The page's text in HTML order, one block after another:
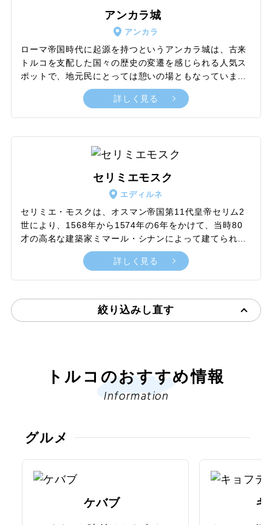
ク色のフラミンゴが群れをなしている様子は、とてもロ
マンチックで感動の光景です。国内で消費される食用塩
の約70％を占めているのがトゥズ湖の塩であり、甘みが
あって味が濃いと人気です。
アンカラ城
アンカラ
ローマ帝国時代に起源を持つというアンカラ城は、古来
トルコを支配した国々の歴史の変遷を感じられる人気ス
ポットで、地元民にとっては憩いの場ともなっていま
す。城塞には20以上の塔があり、ルーム・セルジューク
朝時代に修復された碑文などが残されています。敷地内
には、トルコ共和国の前身となったオスマン帝国時代の
ブールで作られたものです。地上約110mの見晴らしの
時代に建てられたオレンジ色の家々、遠くに見えるアン
カラの新しいビル群やモスク、アタテュルク廟などを一
望できます。
詳しく見る
セリミエモスク
エディルネ
セリミエ・モスクは、オスマン帝国第11代皇帝セリム2
世により、1568年から1574年の6年をかけて、当時80
才の高名な建築家ミマール・シナンによって建てられま
した。シナン自身が最高傑作と認め、イスラム建築の最
高峰といわれるモスクです。このモスクは、モスクを中
心としたキュッリイェという複合施設で、敷地の真ん中
教育機関）が一つずつ、モスクの西側沿いにアラスタバ
ザール、初等教育機関、その他に図書館と時間を知らせ
て、文化遺産に登録されました。
詳しく見る
絞り込みし直す
トルコのおすすめ情報
Information
グルメ
ケバブ キ